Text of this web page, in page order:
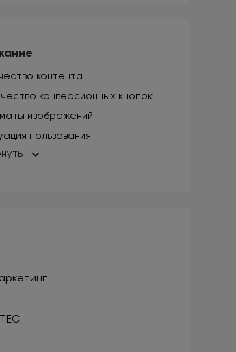
контента
конверсионных кнопок
изображений
пользования